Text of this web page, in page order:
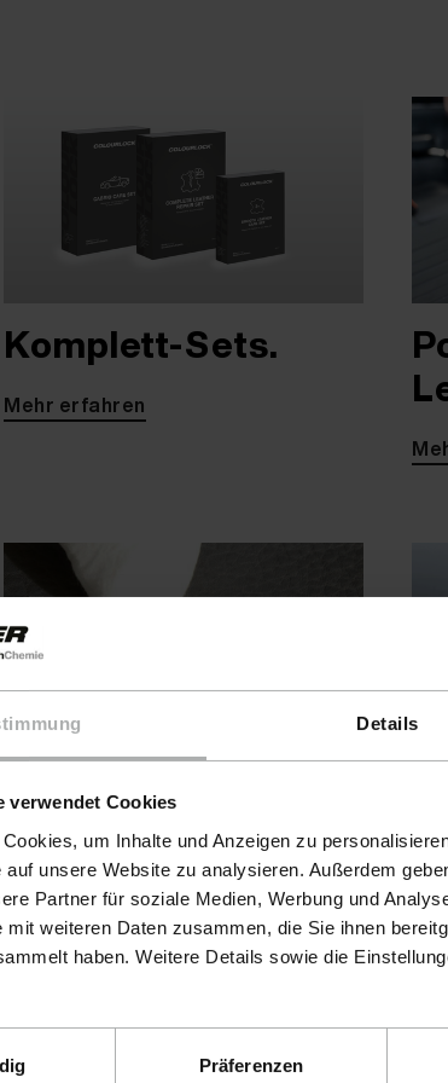
Details
verwendet Cookies
um Inhalte und Anzeigen zu
auf unsere Website zu analysieren. Außerdem
Partner für soziale Medien, Werbung und
mit weiteren Daten zusammen, die Sie ihnen
haben. Weitere Details sowie die
Präferenzen
Komplett-Sets.
Mehr erfahren
Lederreparatur.
Mehr erfahren